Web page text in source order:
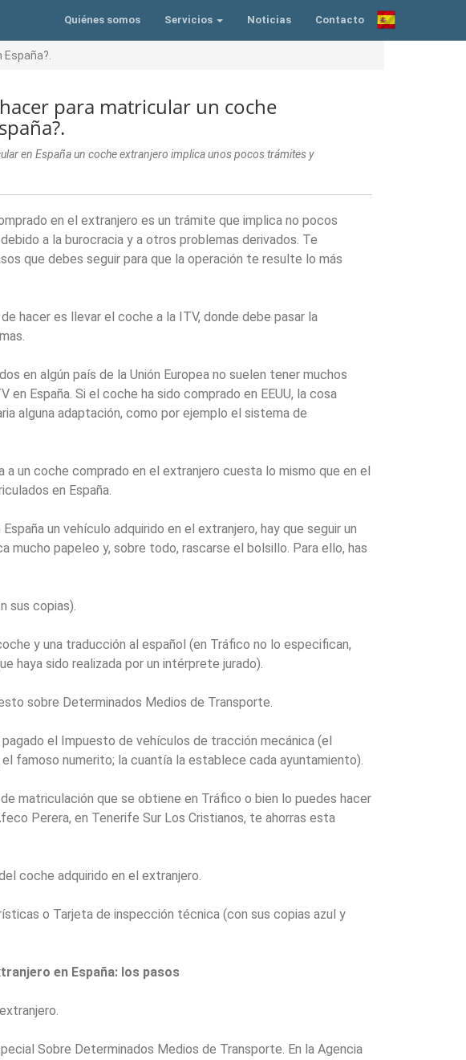
Quiénes somos Servicios Noticias Contacto
para matricular un coche
en España un coche extranjero implica unos pocos trámites y
en el extranjero es un trámite que implica no pocos
a la burocracia y a otros problemas derivados. Te
que debes seguir para que la operación te resulte lo más
hacer es llevar el coche a la ITV, donde debe pasar la
en algún país de la Unión Europea no suelen tener muchos
en España. Si el coche ha sido comprado en EEUU, la cosa
alguna adaptación, como por ejemplo el sistema de
a un coche comprado en el extranjero cuesta lo mismo que en el
en España.
un vehículo adquirido en el extranjero, hay que seguir un
mucho papeleo y, sobre todo, rascarse el bolsillo. Para ello, has
sus copias).
y una traducción al español (en Tráfico no lo especifican,
haya sido realizada por un intérprete jurado).
sobre Determinados Medios de Transporte.
el Impuesto de vehículos de tracción mecánica (el
famoso numerito; la cuantía la establece cada ayuntamiento).
matriculación que se obtiene en Tráfico o bien lo puedes hacer
Perera, en Tenerife Sur Los Cristianos, te ahorras esta
coche adquirido en el extranjero.
o Tarjeta de inspección técnica (con sus copias azul y
en España: los pasos
Sobre Determinados Medios de Transporte. En la Agencia